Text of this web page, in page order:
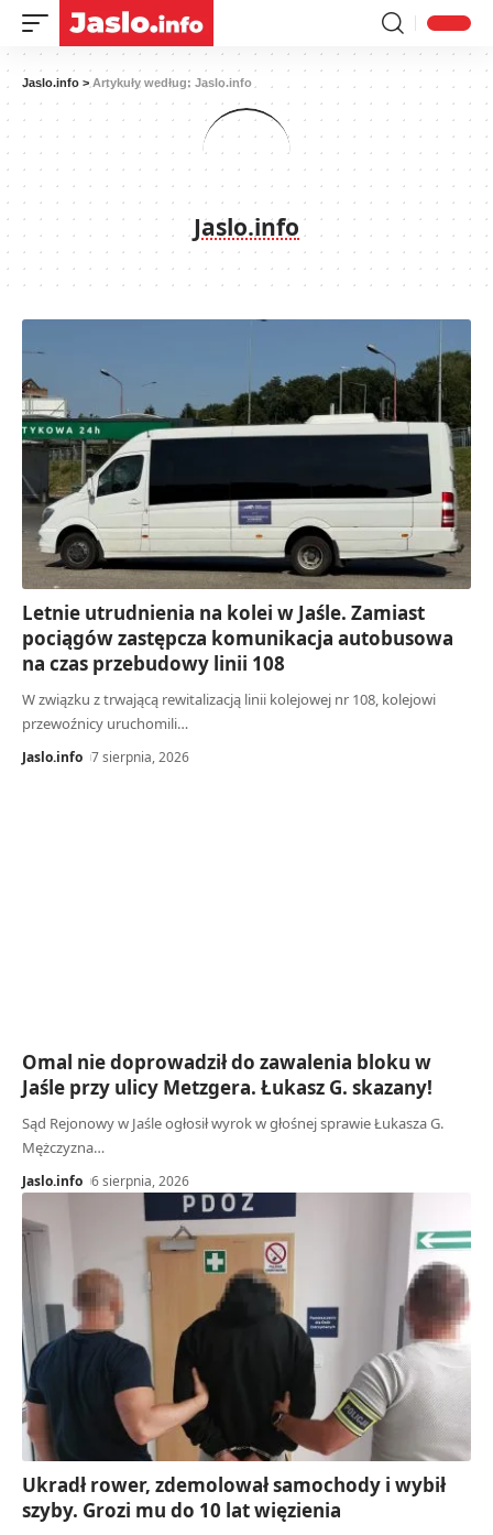
Jaslo.info > Artykuły według: Jaslo.info
Jaslo.info
Letnie utrudnienia na kolei w Jaśle. Zamiast
pociągów zastępcza komunikacja autobusowa
na czas przebudowy linii 108
W związku z trwającą rewitalizacją linii kolejowej nr 108, kolejowi
przewoźnicy uruchomili…
Jaslo.info 7 sierpnia, 2026
Omal nie doprowadził do zawalenia bloku w
Jaśle przy ulicy Metzgera. Łukasz G. skazany!
Sąd Rejonowy w Jaśle ogłosił wyrok w głośnej sprawie Łukasza G.
Mężczyzna…
Jaslo.info 6 sierpnia, 2026
Ukradł rower, zdemolował samochody i wybił
szyby. Grozi mu do 10 lat więzienia